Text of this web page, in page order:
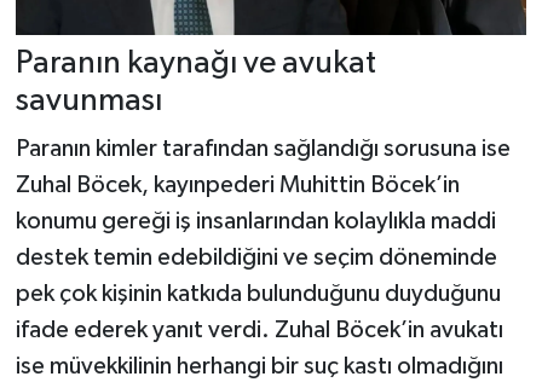
Paranın kaynağı ve avukat
savunması
Paranın kimler tarafından sağlandığı sorusuna ise
Zuhal Böcek, kayınpederi Muhittin Böcek’in
konumu gereği iş insanlarından kolaylıkla maddi
destek temin edebildiğini ve seçim döneminde
pek çok kişinin katkıda bulunduğunu duyduğunu
ifade ederek yanıt verdi. Zuhal Böcek’in avukatı
ise müvekkilinin herhangi bir suç kastı olmadığını